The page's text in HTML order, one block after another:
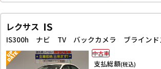
レクサス IS
支払総額(税込)
中古車